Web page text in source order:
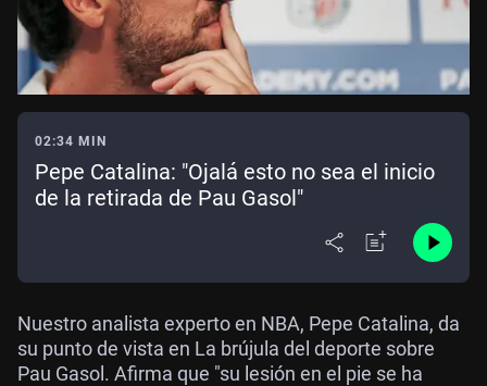
02:34 MIN
Pepe Catalina: "Ojalá esto no sea el inicio
de la retirada de Pau Gasol"
Nuestro analista experto en NBA, Pepe Catalina, da
su punto de vista en La brújula del deporte sobre
Pau Gasol. Afirma que "su lesión en el pie se ha